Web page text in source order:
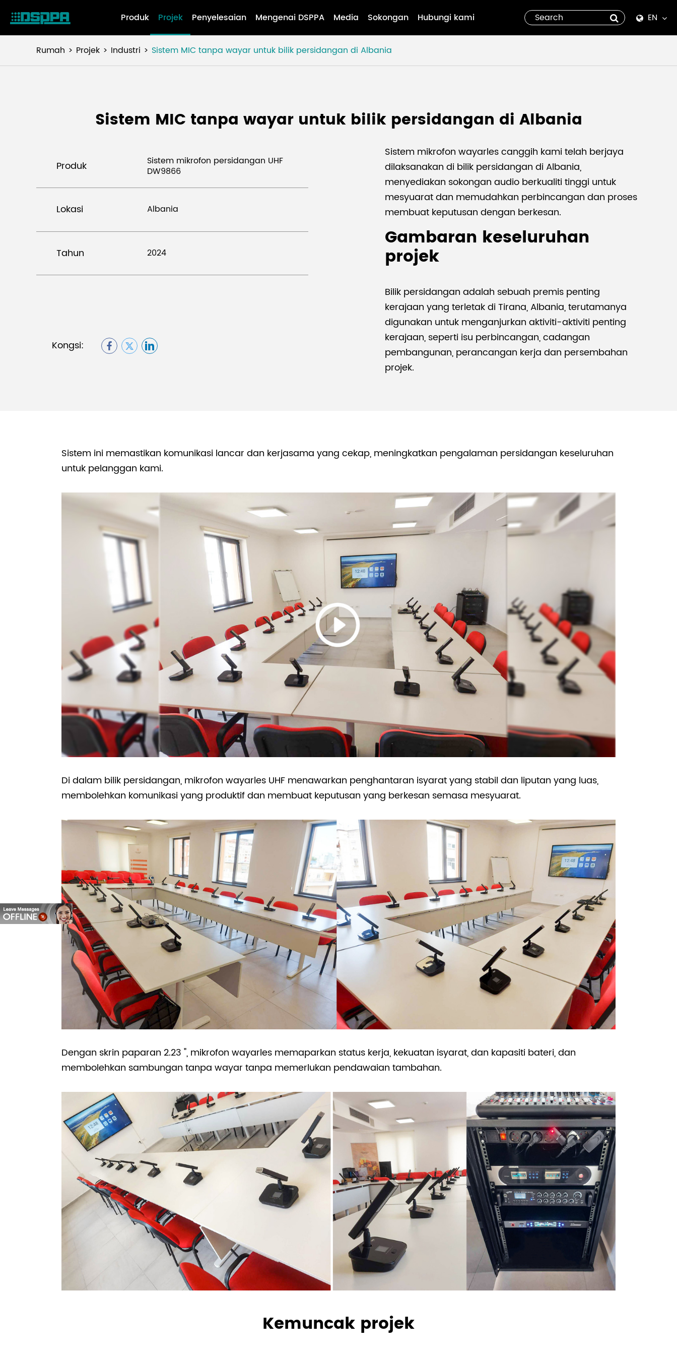
Produk Projek Penyelesaian Mengenai DSPPA Media Sokongan Hubungi kami
EN
Español
العربية
Pilipino
Rumah Projek Industri Sistem MIC tanpa wayar untuk bilik persidangan di Albania
Sistem MIC tanpa wayar untuk bilik persidangan di Albania
Produk
Sistem mikrofon persidangan UHF
DW9866
Lokasi Albania
Tahun 2024
Kongsi:
Sistem mikrofon wayarles canggih kami telah berjaya
dilaksanakan di bilik persidangan di Albania,
menyediakan sokongan audio berkualiti tinggi untuk
mesyuarat dan memudahkan perbincangan dan proses
membuat keputusan dengan berkesan.
Gambaran keseluruhan
projek
Bilik persidangan adalah sebuah premis penting
kerajaan yang terletak di Tirana, Albania, terutamanya
digunakan untuk menganjurkan aktiviti-aktiviti penting
kerajaan, seperti isu perbincangan, cadangan
pembangunan, perancangan kerja dan persembahan
projek.
Sistem ini memastikan komunikasi lancar dan kerjasama yang cekap, meningkatkan pengalaman persidangan keseluruhan
untuk pelanggan kami.
Di dalam bilik persidangan, mikrofon wayarles UHF menawarkan penghantaran isyarat yang stabil dan liputan yang luas,
membolehkan komunikasi yang produktif dan membuat keputusan yang berkesan semasa mesyuarat.
Dengan skrin paparan 2.23 ", mikrofon wayarles memaparkan status kerja, kekuatan isyarat, dan kapasiti bateri, dan
membolehkan sambungan tanpa wayar tanpa memerlukan pendawaian tambahan.
Kemuncak projek